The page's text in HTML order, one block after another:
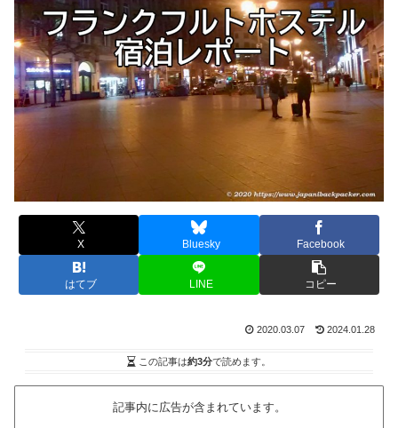
X Bluesky Facebook
はてブ LINE コピー
2020.03.07 2024.01.28
この記事は約3分で読めます。
記事内に広告が含まれています。